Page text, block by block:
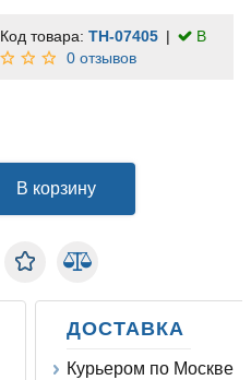
Код товара: TH-07405
В
0 отзывов
В корзину
ДОСТАВКА
Курьером по Москве